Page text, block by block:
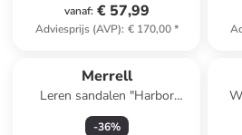
vanaf: € 57,99
Adviesprijs (AVP): € 170,00*
Merrell
Leren sandalen "Harbor
Backstrap" lichtbruin
-36%